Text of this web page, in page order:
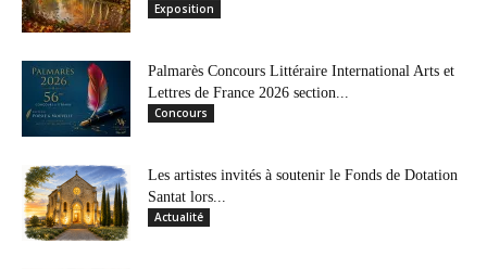
Exposition
Palmarès Concours Littéraire International Arts et
Lettres de France 2026 section...
Concours
Les artistes invités à soutenir le Fonds de Dotation
Santat lors...
Actualité